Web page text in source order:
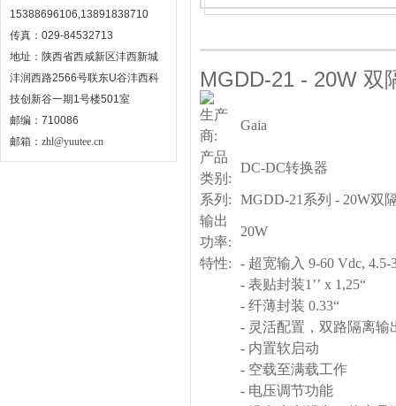
15388696106,13891838710
传真：029-84532713
地址：陕西省西咸新区沣西新城
沣润西路2566号联东U谷沣西科
技创新谷一期1号楼501室
邮编：710086
邮箱： zhl@yuutee.cn
MGDD-21 - 20W 双
生产
商:
Gaia
产品
类别:
DC-DC转换器
系列: MGDD-21 系列 - 20W双
输出
功率:
20W
特性: - 超宽输入 9-60 Vdc, 4.5-
- 表贴封装1’’ x 1,25“
- 纤薄封装 0.33“
- 灵活配置，双路隔离输
- 内置软启动
- 空载至满载工作
- 电压调节功能